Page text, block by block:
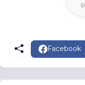
0
Facebook